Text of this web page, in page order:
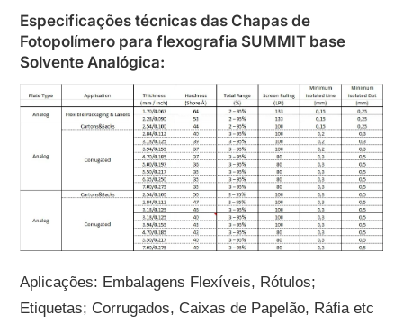
Especificações técnicas das Chapas de
Fotopolímero para flexografia SUMMIT base
Solvente Analógica:
Aplicações: Embalagens Flexíveis, Rótulos;
Etiquetas; Corrugados, Caixas de Papelão, Ráfia etc